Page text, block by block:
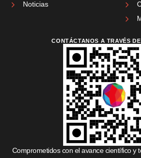
Noticias
CONTÁCTANOS A TRAVÉS
Comprometidos con el avance científico y